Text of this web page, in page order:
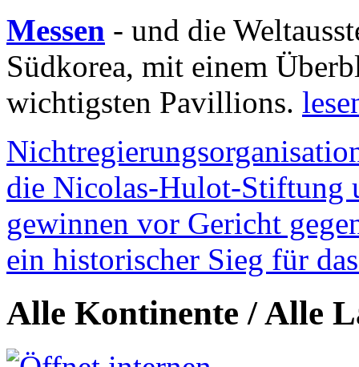
Messen - und die
Südkorea, mit einem
wichtigsten Pavillions.
die Nicolas-Hulot-Stiftung
gewinnen vor Gericht
ein historischer Sieg für
Alle Kontinente / Alle